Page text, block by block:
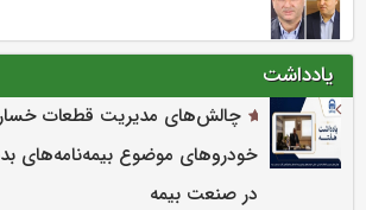
یادداشت
چالش‌های مدیریت قطعات
خودروهای موضوع بیمه‌نامه‌های
در صنعت بیمه